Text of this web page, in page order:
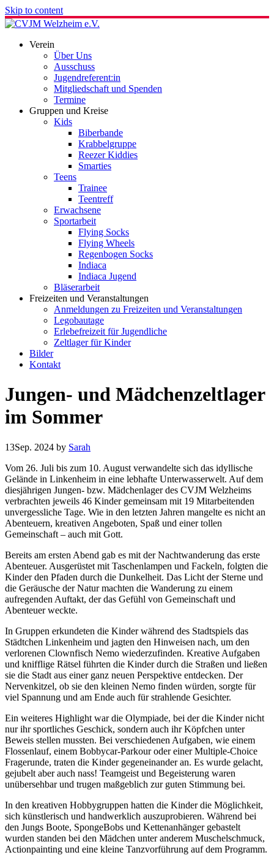
Skip to content
Verein
Über Uns
Ausschuss
Jugendreferent:in
Mitgliedschaft und Spenden
Termine
Gruppen und Kreise
Kids
Biberbande
Krabbelgruppe
Reezer Kiddies
Smarties
Teens
Trainee
Teentreff
Erwachsene
Sportarbeit
Flying Socks
Flying Wheels
Regenbogen Socks
Indiaca
Indiaca Jugend
Bläserarbeit
Freizeiten und Veranstaltungen
Anmeldungen zu Freizeiten und Veranstaltungen
Legobautage
Erlebefreizeit für Jugendliche
Zeltlager für Kinder
Bilder
Kontakt
Jungen- und Mädchenzeltlager
im Sommer
13Sep. 2024 by Sarah
Vom 26. Juli bis zum 10. August verwandelte sich das idyllische
Gelände in Linkenheim in eine lebhafte Unterwasserwelt. Auf dem
diesjährigen Jungen- bzw. Mädchenlager des CVJM Welzheims
verbrachten jeweils 46 Kinder gemeinsam mit 19 Mitarbeitenden
unvergessliche Tage. Wie in den letzten Jahren mangelte es nicht an
Abenteuern, kreativen Angeboten, Spaß und einer tollen
Gemeinschaft – auch mit Gott.
Bereits am ersten Abend gab es mit der Nachtwanderung das erste
Abenteuer. Ausgerüstet mit Taschenlampen und Fackeln, folgten die
Kinder den Pfaden durch die Dunkelheit. Das Licht der Sterne und
die Geräusche der Natur machten die Wanderung zu einem
aufregenden Auftakt, der das Gefühl von Gemeinschaft und
Abenteuer weckte.
In Gruppen erkundeten die Kinder während des Stadtspiels das
Städtchen Linkenheim und jagten den Hinweisen nach, um den
verlorenen Clownfisch Nemo wiederzufinden. Kreative Aufgaben
und knifflige Rätsel führten die Kinder durch die Straßen und ließen
sie die Stadt aus einer ganz neuen Perspektive entdecken. Der
Nervenkitzel, ob sie den kleinen Nemo finden würden, sorgte für
viel Spannung und am Ende auch für strahlende Gesichter.
Ein weiteres Highlight war die Olympiade, bei der die Kinder nicht
nur ihr sportliches Geschick, sondern auch ihr Köpfchen unter
Beweis stellen mussten. Bei verschiedenen Aufgaben, wie einem
Flossenlauf, einem Bobbycar-Parkour oder einer Multiple-Choice
Fragerunde, traten die Kinder gegeneinander an. Es wurde gelacht,
gejubelt aber auch nass! Teamgeist und Begeisterung waren
unübersehbar und trugen maßgeblich zur guten Stimmung bei.
In den kreativen Hobbygruppen hatten die Kinder die Möglichkeit,
sich künstlerisch und handwerklich auszuprobieren. Während bei
den Jungs Boote, SpongeBobs und Kettenanhänger gebastelt
wurden standen bei den Mädchen unter anderem Muschelschmuck,
Actionpainting und eine kleine Tanzvorführung auf dem Programm.